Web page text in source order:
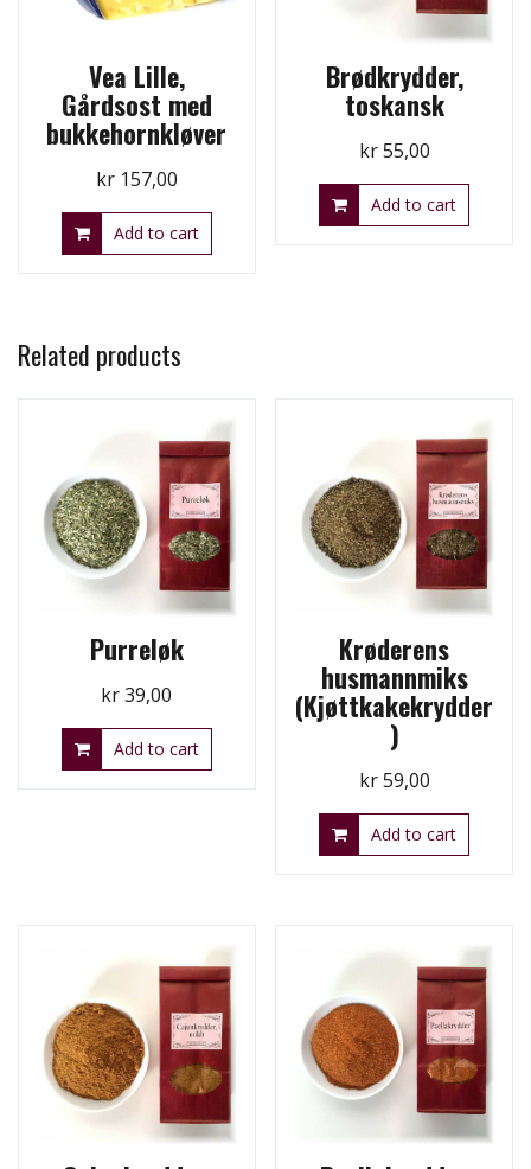
Vea Lille,
Gårdsost med
bukkehornkløver
kr157,00
Add to cart
Brødkrydder,
toskansk
kr55,00
Add to cart
Related products
Purreløk
kr39,00
Add to cart
Krøderens
husmannmiks
(Kjøttkakekrydder
)
kr59,00
Add to cart